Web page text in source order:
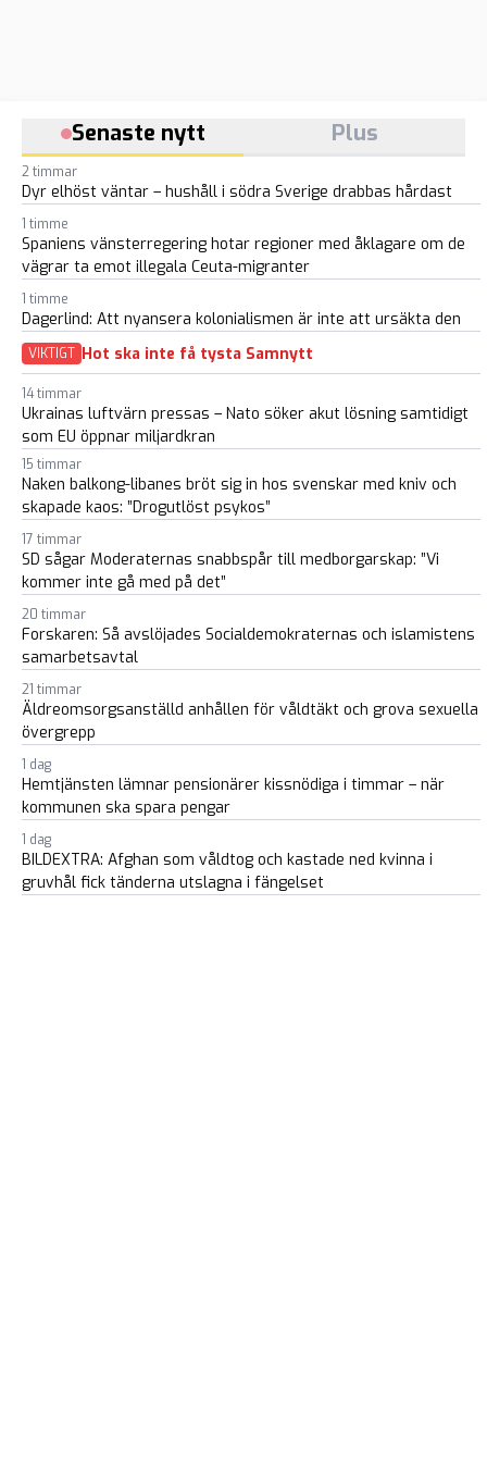
Senaste nytt Plus
2 timmar
Dyr elhöst väntar – hushåll i södra Sverige drabbas hårdast
1 timme
Spaniens vänsterregering hotar regioner med åklagare om de
vägrar ta emot illegala Ceuta-migranter
1 timme
Dagerlind: Att nyansera kolonialismen är inte att ursäkta den
VIKTIGT Hot ska inte få tysta Samnytt
14 timmar
Ukrainas luftvärn pressas – Nato söker akut lösning samtidigt
som EU öppnar miljardkran
15 timmar
Naken balkong-libanes bröt sig in hos svenskar med kniv och
skapade kaos: ”Drogutlöst psykos”
17 timmar
SD sågar Moderaternas snabbspår till medborgarskap: ”Vi
kommer inte gå med på det”
20 timmar
Forskaren: Så avslöjades Socialdemokraternas och islamistens
samarbetsavtal
21 timmar
Äldreomsorgsanställd anhållen för våldtäkt och grova sexuella
övergrepp
1 dag
Hemtjänsten lämnar pensionärer kissnödiga i timmar – när
kommunen ska spara pengar
1 dag
BILDEXTRA: Afghan som våldtog och kastade ned kvinna i
gruvhål fick tänderna utslagna i fängelset